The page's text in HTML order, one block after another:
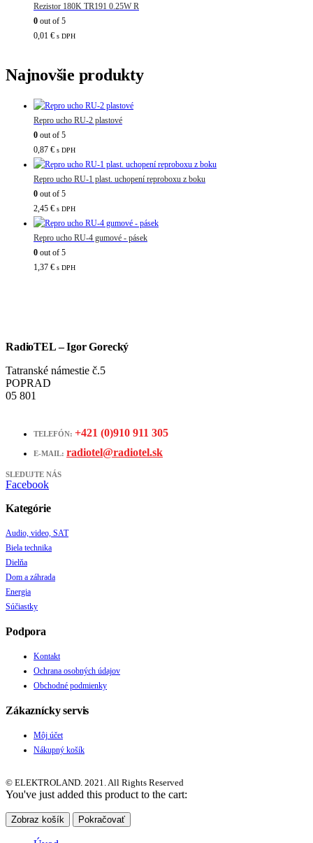
Rezistor 180K TR191 0.25W R
0 out of 5
0,01 € s DPH
Najnovšie produkty
Repro ucho RU-2 plastové
0 out of 5
0,87 € s DPH
Repro ucho RU-1 plast. uchopení reproboxu z boku
0 out of 5
2,45 € s DPH
Repro ucho RU-4 gumové - pásek
0 out of 5
1,37 € s DPH
RadioTEL – Igor Gorecký
Tatranské námestie č.5
POPRAD
05 801
TELEFÓN: +421 (0)910 911 305
E-MAIL: radiotel@radiotel.sk
SLEDUJTE NÁS
Facebook
Kategórie
Audio, video, SAT
Biela technika
Dielňa
Dom a záhrada
Energia
Súčiastky
Podpora
Kontakt
Ochrana osobných údajov
Obchodné podmienky
Zákaznícky servis
Môj účet
Nákupný košík
© ELEKTROLAND. 2021. All Rights Reserved
You've just added this product to the cart:
Zobraz košík Pokračovať